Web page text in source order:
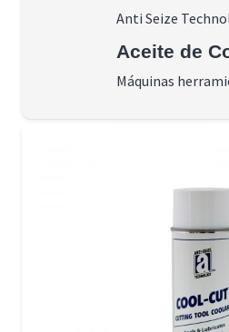
Anti Seize
Aceite de
Máquinas